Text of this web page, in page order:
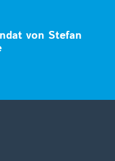
von Stefan